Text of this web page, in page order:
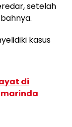
setelah
kasus
di